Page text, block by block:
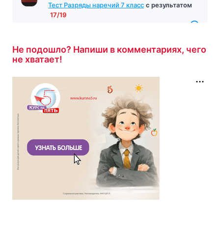
Тест Разряды наречий 7 класс с результатом
17/19
Не подошло? Напиши в комментариях, чего
не хватает!